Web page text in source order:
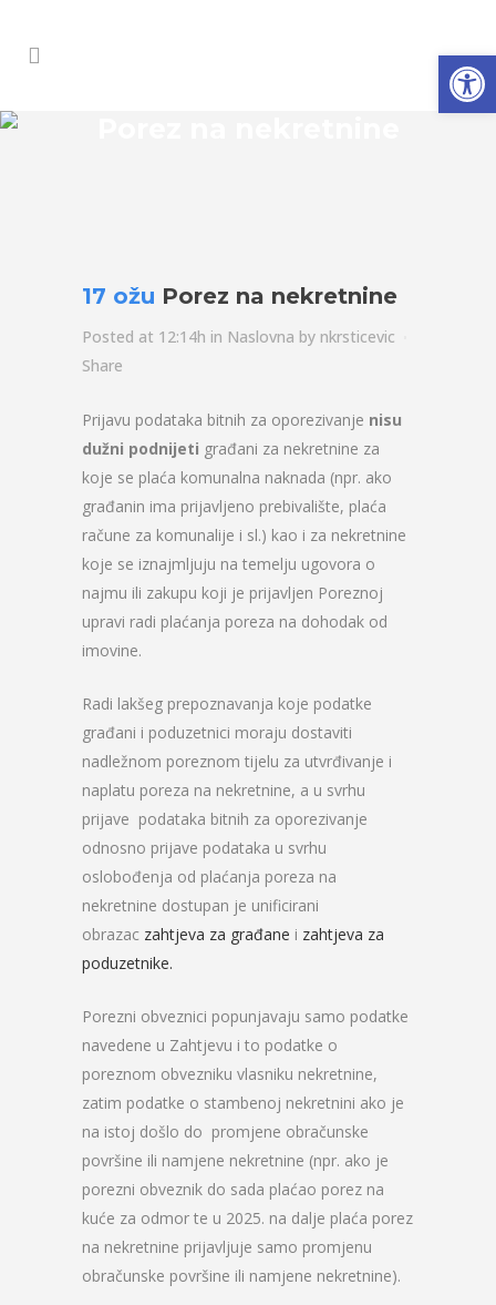
17 ožu Porez na nekretnine
Posted at 12:14h in Naslovna by nkrsticevic
Share
Prijavu podataka bitnih za oporezivanje nisu
dužni podnijeti građani za nekretnine za
koje se plaća komunalna naknada (npr. ako
građanin ima prijavljeno prebivalište, plaća
račune za komunalije i sl.) kao i za nekretnine
koje se iznajmljuju na temelju ugovora o
najmu ili zakupu koji je prijavljen Poreznoj
upravi radi plaćanja poreza na dohodak od
imovine.
Radi lakšeg prepoznavanja koje podatke
građani i poduzetnici moraju dostaviti
nadležnom poreznom tijelu za utvrđivanje i
naplatu poreza na nekretnine, a u svrhu
prijave podataka bitnih za oporezivanje
odnosno prijave podataka u svrhu
oslobođenja od plaćanja poreza na
nekretnine dostupan je unificirani ​
obrazac zahtjeva za građane i zahtjeva za
poduzetnike.​
Porezni obveznici popunjavaju samo podatke
navedene u Zahtjevu i to podatke o
poreznom obvezniku vlasniku nekretnine,
zatim podatke o stambenoj nekretnini ako je
na istoj došlo do promjene obračunske
površine ili namjene nekretnine (npr. ako je
porezni obveznik do sada plaćao porez na
kuće za odmor te u 2025. na dalje plaća porez
na nekretnine prijavljuje samo promjenu
obračunske površine ili namjene nekretnine).